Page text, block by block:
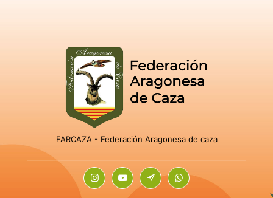
FARCAZA - Federación Aragonesa de caza